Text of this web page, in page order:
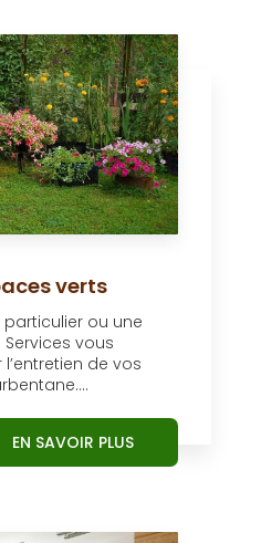
verts
ou une
vous
de vos
EN SAVOIR PLUS